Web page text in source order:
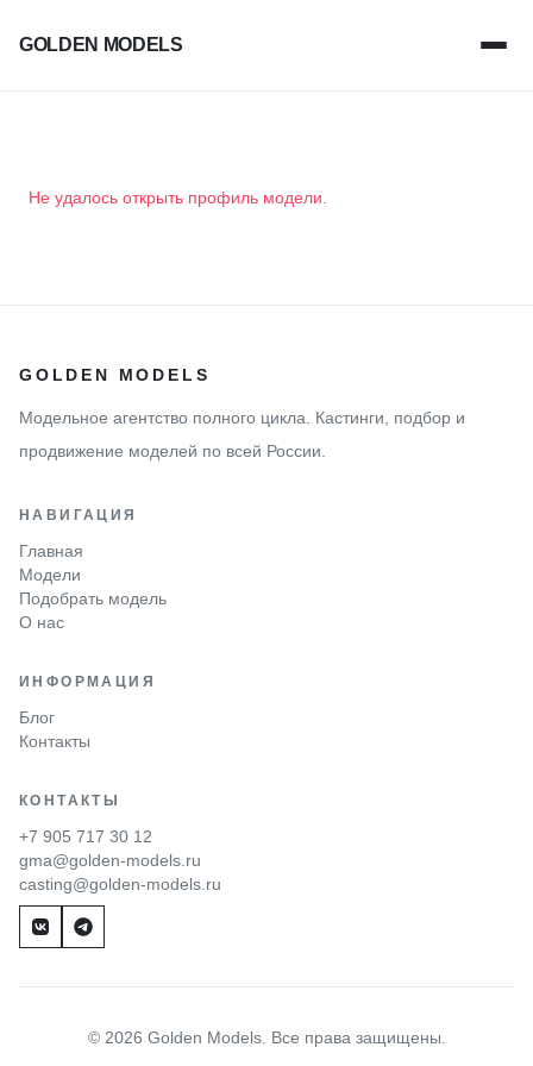
GOLDEN MODELS
Не удалось открыть профиль модели.
GOLDEN MODELS
Модельное агентство полного цикла. Кастинги, подбор и
продвижение моделей по всей России.
НАВИГАЦИЯ
Главная
Модели
Подобрать модель
О нас
ИНФОРМАЦИЯ
Блог
Контакты
КОНТАКТЫ
+7 905 717 30 12
gma@golden-models.ru
casting@golden-models.ru
© 2026 Golden Models. Все права защищены.